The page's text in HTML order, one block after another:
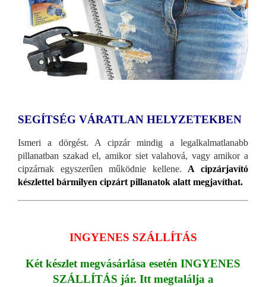
SEGÍTSÉG VÁRATLAN HELYZETEKBEN
Ismeri a dörgést. A cipzár mindig a legalkalmatlanabb
pillanatban szakad el, amikor siet valahová, vagy amikor a
cipzárnak egyszerűen működnie kellene. A cipzárjavító
készlettel bármilyen cipzárt pillanatok alatt megjavíthat.
INGYENES SZÁLLÍTÁS
Két készlet megvásárlása esetén INGYENES
SZÁLLÍTÁS jár. Itt megtalálja a